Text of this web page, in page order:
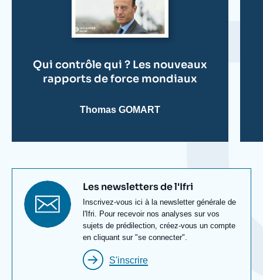
L'Affolement du monde
(Tallandier, 2019).
national du Mérite français et a reçu la Croix de
chevalier de l'Ordre du Mérite de la République de
Qui contrôle qui ? Les nouveaux
rapports de force mondiaux
Thomas GOMART
Titre
newsletter
Les newsletters de l'Ifri
Texte
Newsletter
Inscrivez-vous ici à la newsletter générale de
l'Ifri. Pour recevoir nos analyses sur vos
sujets de prédilection, créez-vous un compte
en cliquant sur "se connecter".
S'inscrire